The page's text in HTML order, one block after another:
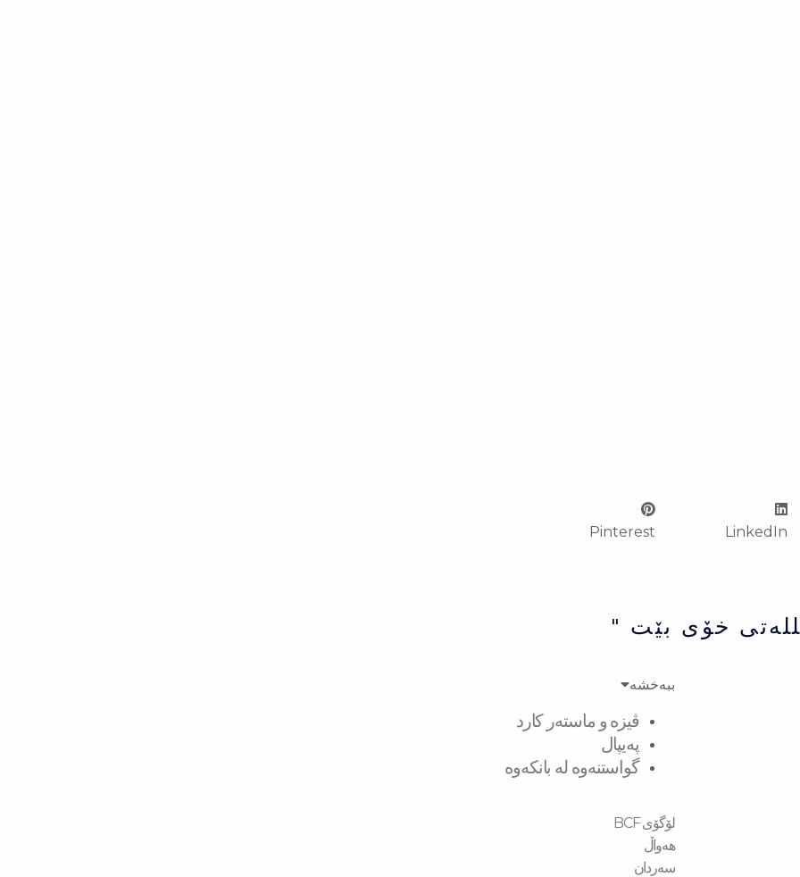
LinkedIn
Pinterest
خۆی بێت "
ببەخشە
ڤیزە و ماستەر کارد
پەیپال
گواستنەوە لە بانکەوە
لۆگۆی BCF
هەواڵ
سەردان